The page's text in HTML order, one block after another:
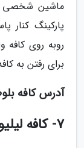
ماشین شخصی
پارکینگ کنار
روبه روی
برای رفتن به
آدرس کافه
7- کافه لیلیوم